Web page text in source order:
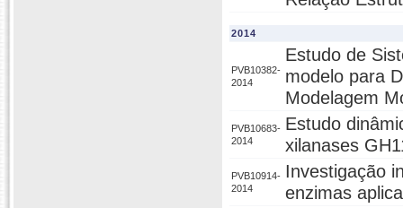
2014
PVB10382-
2014
Estudo de
modelo para
Modelagem
PVB10683-
2014
Estudo
xilanases
PVB10914-
2014
Investigação
enzimas